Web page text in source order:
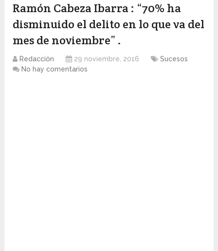
Ramón Cabeza Ibarra : “70% ha
disminuido el delito en lo que va del
mes de noviembre” .
Redacción 29 noviembre, 2016
Sucesos
No hay comentarios